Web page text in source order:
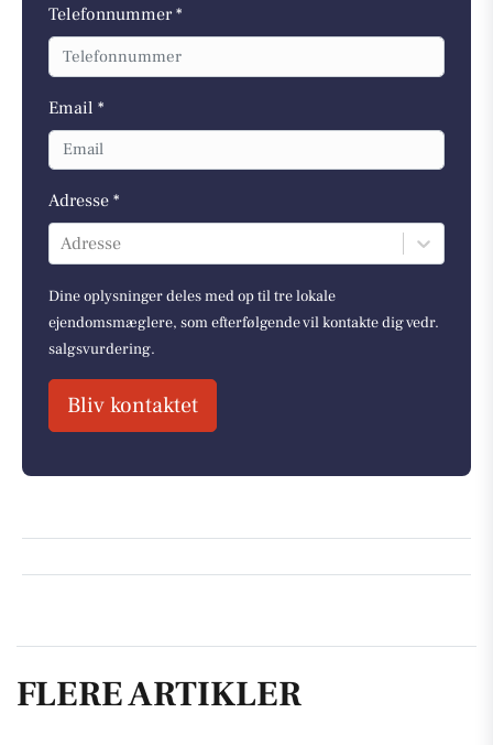
Telefonnummer *
Email *
Adresse *
Adresse
Dine oplysninger deles med op til tre lokale
ejendomsmæglere, som efterfølgende vil kontakte dig vedr.
salgsvurdering.
Bliv kontaktet
FLERE ARTIKLER